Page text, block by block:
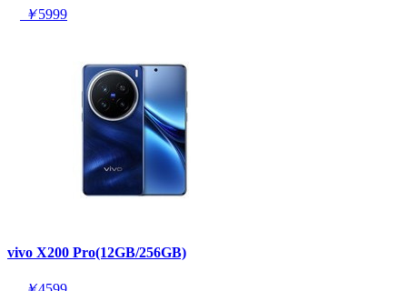
￥5999
vivo X200 Pro(12GB/256GB)